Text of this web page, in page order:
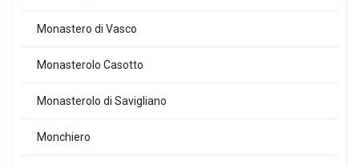
Monastero di Vasco
Monasterolo Casotto
Monasterolo di Savigliano
Monchiero